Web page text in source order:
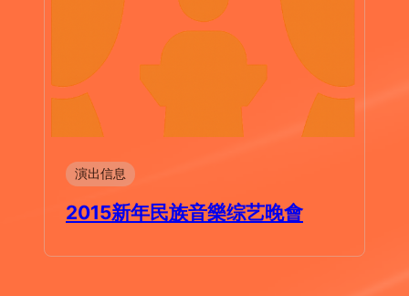
演出信息
2015新年民族音樂综艺晚會